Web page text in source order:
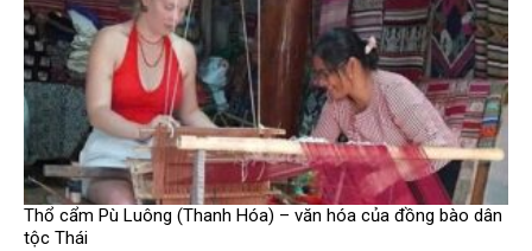
Thổ cẩm Pù Luông (Thanh Hóa) – văn hóa của đồng bào dân
tộc Thái